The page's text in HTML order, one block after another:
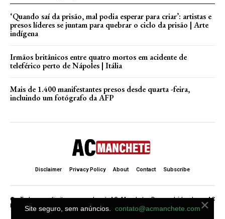
‘Quando saí da prisão, mal podia esperar para criar’: artistas e
presos líderes se juntam para quebrar o ciclo da prisão | Arte
indígena
Irmãos britânicos entre quatro mortos em acidente de
teleférico perto de Nápoles | Itália
Mais de 1.400 manifestantes presos desde quarta -feira,
incluindo um fotógrafo da AFP
Disclaimer Privacy Policy About Contact Subscribe
©. Todos os direitos reservados à AC Manchete. Desenvolvido de ♥ AC
Manchete .Site seguro, sem anúncios. contato@acmanchete.com×